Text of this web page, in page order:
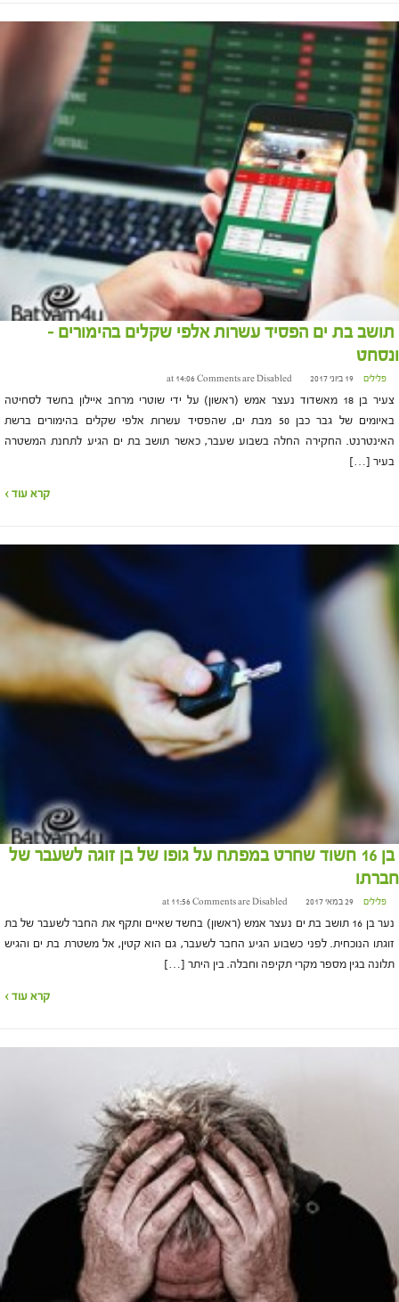
תושב בת ים הפסיד עשרות אלפי שקלים בהימורים –
ונסחט
פלילים 19 ביוני 2017 at 14:06 Comments are Disabled
צעיר בן 18 מאשדוד נעצר אמש (ראשון) על ידי שוטרי מרחב איילון בחשד לסחיטה
באיומים של גבר כבן 50 מבת ים, שהפסיד עשרות אלפי שקלים בהימורים ברשת
האינטרנט. החקירה החלה בשבוע שעבר, כאשר תושב בת ים הגיע לתחנת המשטרה
בעיר […]
קרא עוד ›
בן 16 חשוד שחרט במפתח על גופו של בן זוגה לשעבר של
חברתו
פלילים 29 במאי 2017 at 11:56 Comments are Disabled
נער בן 16 תושב בת ים נעצר אמש (ראשון) בחשד שאיים ותקף את החבר לשעבר של בת
זוגתו הנוכחית. לפני כשבוע הגיע החבר לשעבר, גם הוא קטין, אל משטרת בת ים והגיש
תלונה בגין מספר מקרי תקיפה וחבלה. בין היתר […]
קרא עוד ›